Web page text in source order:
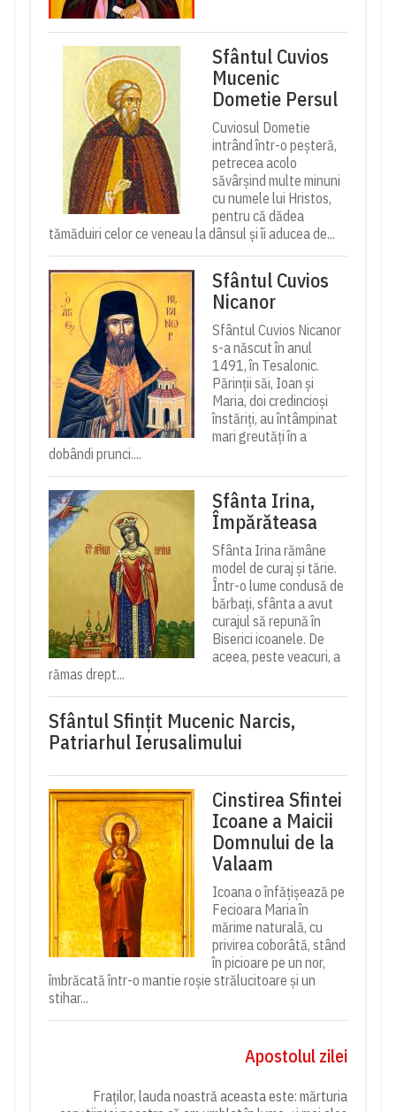
Sfântul Cuvios
Mucenic
Dometie Persul
Cuviosul Dometie
intrând într-o peșteră,
petrecea acolo
săvârșind multe minuni
cu numele lui Hristos,
pentru că dădea
tămăduiri celor ce veneau la dânsul și îi aducea de...
Sfântul Cuvios
Nicanor
Sfântul Cuvios Nicanor
s-a născut în anul
1491, în Tesalonic.
Părinții săi, Ioan și
Maria, doi credincioși
înstăriți, au întâmpinat
mari greutăți în a
dobândi prunci....
Sfânta Irina,
Împărăteasa
Sfânta Irina rămâne
model de curaj și tărie.
Într-o lume condusă de
bărbați, sfânta a avut
curajul să repună în
Biserici icoanele. De
aceea, peste veacuri, a
rămas drept...
Sfântul Sfinţit Mucenic Narcis,
Patriarhul Ierusalimului
Cinstirea Sfintei
Icoane a Maicii
Domnului de la
Valaam
Icoana o înfățișează pe
Fecioara Maria în
mărime naturală, cu
privirea coborâtă, stând
în picioare pe un nor,
îmbrăcată într-o mantie roșie strălucitoare și un
stihar...
Apostolul zilei
Fraților, lauda noastră aceasta este: mărturia